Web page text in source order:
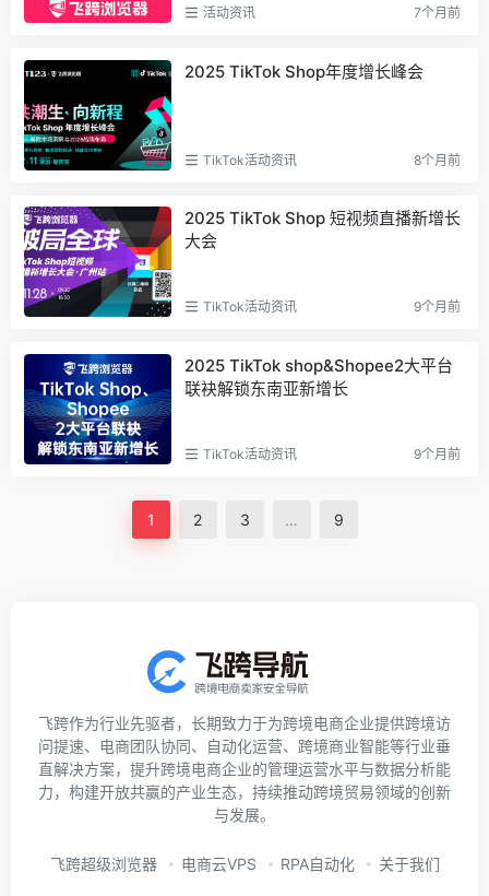
活动资讯 7个月前
2025 TikTok Shop年度增长峰会
TikTok活动资讯 8个月前
2025 TikTok Shop 短视频直播新增长
大会
TikTok活动资讯 9个月前
2025 TikTok shop&Shopee2大平台
联袂解锁东南亚新增长
TikTok活动资讯 9个月前
1 2 3 … 9
飞跨作为行业先驱者，长期致力于为跨境电商企业提供跨境访
问提速、电商团队协同、自动化运营、跨境商业智能等行业垂
直解决方案，提升跨境电商企业的管理运营水平与数据分析能
力，构建开放共赢的产业生态，持续推动跨境贸易领域的创新
与发展。
飞跨超级浏览器 电商云VPS RPA自动化 关于我们